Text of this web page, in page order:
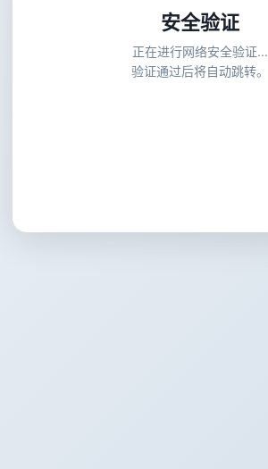
安全验证
正在进行网络安全验证...
验证通过后将自动跳转。